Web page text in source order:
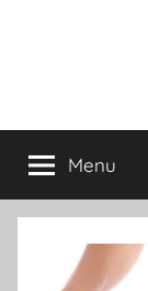
Menu